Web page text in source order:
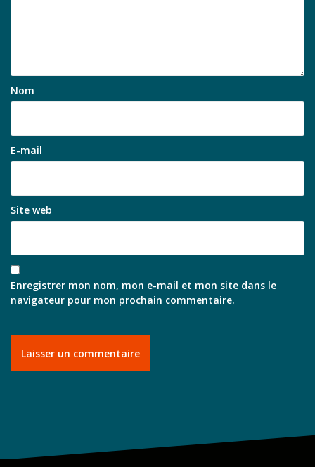
Nom
E-mail
Site web
Enregistrer mon nom, mon e-mail et mon site dans le
navigateur pour mon prochain commentaire.